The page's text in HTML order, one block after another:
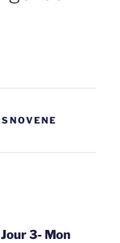
3- Mon